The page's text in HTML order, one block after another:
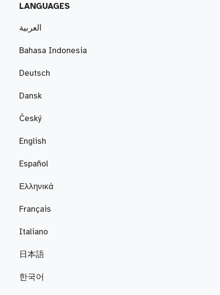
LANGUAGES
العربية
Bahasa Indonesia
Deutsch
Dansk
Český
English
Español
Ελληνικά
Français
Italiano
日本語
한국어